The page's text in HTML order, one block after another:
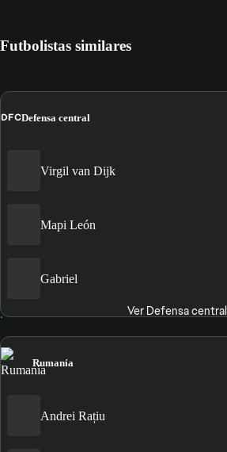
Futbolistas similares
DFCDefensa central
Virgil van Dijk
Mapi León
Gabriel
Ver Defensa central
Rumanía
Andrei Rațiu